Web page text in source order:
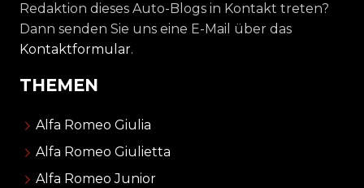
Redaktion dieses Auto-Blogs in Kontakt treten?
Dann senden Sie uns eine E-Mail über das
Kontaktformular.
THEMEN
Alfa Romeo Giulia
Alfa Romeo Giulietta
Alfa Romeo Junior